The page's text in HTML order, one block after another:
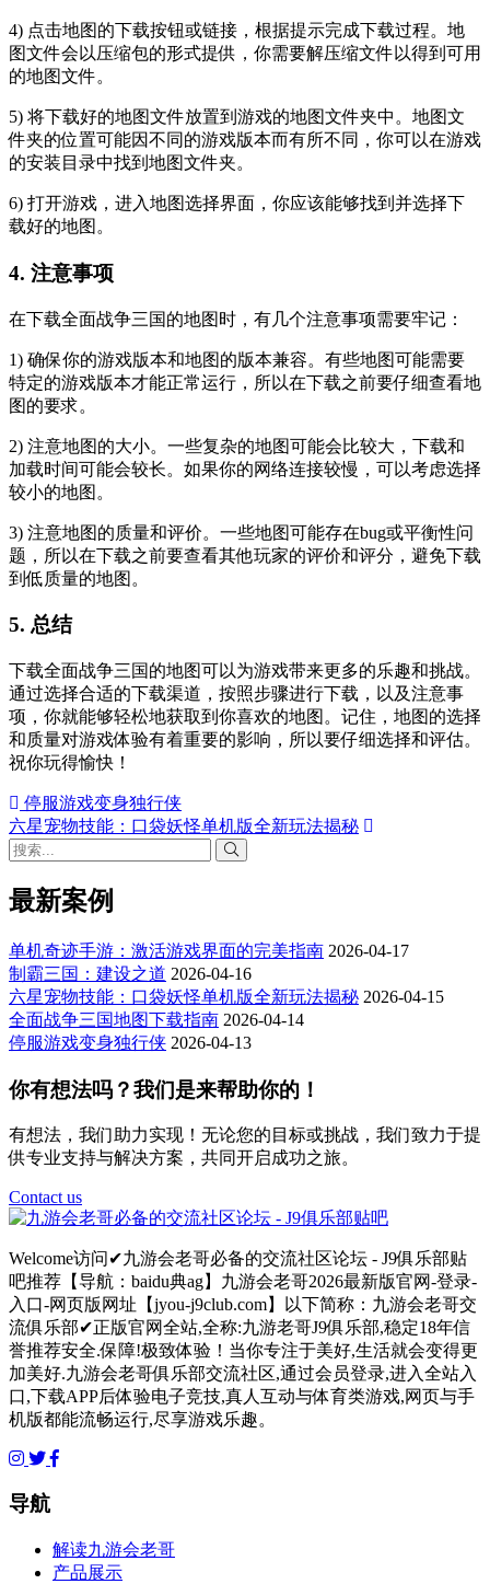
4) 点击地图的下载按钮或链接，根据提示完成下载过程。地
图文件会以压缩包的形式提供，你需要解压缩文件以得到可用
的地图文件。
5) 将下载好的地图文件放置到游戏的地图文件夹中。地图文
件夹的位置可能因不同的游戏版本而有所不同，你可以在游戏
的安装目录中找到地图文件夹。
6) 打开游戏，进入地图选择界面，你应该能够找到并选择下
载好的地图。
4. 注意事项
在下载全面战争三国的地图时，有几个注意事项需要牢记：
1) 确保你的游戏版本和地图的版本兼容。有些地图可能需要
特定的游戏版本才能正常运行，所以在下载之前要仔细查看地
图的要求。
2) 注意地图的大小。一些复杂的地图可能会比较大，下载和
加载时间可能会较长。如果你的网络连接较慢，可以考虑选择
较小的地图。
3) 注意地图的质量和评价。一些地图可能存在bug或平衡性问
题，所以在下载之前要查看其他玩家的评价和评分，避免下载
到低质量的地图。
5. 总结
下载全面战争三国的地图可以为游戏带来更多的乐趣和挑战。
通过选择合适的下载渠道，按照步骤进行下载，以及注意事
项，你就能够轻松地获取到你喜欢的地图。记住，地图的选择
和质量对游戏体验有着重要的影响，所以要仔细选择和评估。
祝你玩得愉快！
停服游戏变身独行侠
六星宠物技能：口袋妖怪单机版全新玩法揭秘
最新案例
单机奇迹手游：激活游戏界面的完美指南 2026-04-17
制霸三国：建设之道 2026-04-16
六星宠物技能：口袋妖怪单机版全新玩法揭秘 2026-04-15
全面战争三国地图下载指南 2026-04-14
停服游戏变身独行侠 2026-04-13
你有想法吗？我们是来帮助你的！
有想法，我们助力实现！无论您的目标或挑战，我们致力于提
供专业支持与解决方案，共同开启成功之旅。
Contact us
Welcome访问✔九游会老哥必备的交流社区论坛 - J9俱乐部贴
吧推荐【导航：baidu典ag】九游会老哥2026最新版官网-登录-
入口-网页版网址【jyou-j9club.com】以下简称：九游会老哥交
流俱乐部✔正版官网全站,全称:九游老哥J9俱乐部,稳定18年信
誉推荐安全.保障!极致体验！当你专注于美好,生活就会变得更
加美好.九游会老哥俱乐部交流社区,通过会员登录,进入全站入
口,下载APP后体验电子竞技,真人互动与体育类游戏,网页与手
机版都能流畅运行,尽享游戏乐趣。
导航
解读九游会老哥
产品展示